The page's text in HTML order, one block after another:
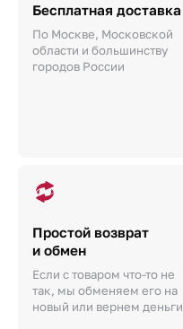
Бесплатная доставка
По Москве, Московской
области и большинству
городов России
Простой возврат
и обмен
Если с товаром что-то не
так, мы обменяем его на
новый или вернем деньги